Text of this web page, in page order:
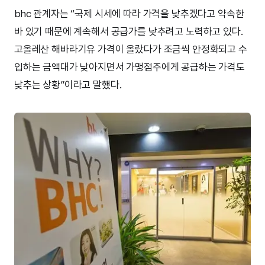
bhc 관계자는 “국제 시세에 따라 가격을 낮추겠다고 약속한
바 있기 때문에 계속해서 공급가를 낮추려고 노력하고 있다.
고올레산 해바라기유 가격이 올랐다가 조금씩 안정화되고 수
입하는 금액대가 낮아지면서 가맹점주에게 공급하는 가격도
낮추는 상황”이라고 말했다.